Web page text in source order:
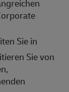
Sie in
Sie von